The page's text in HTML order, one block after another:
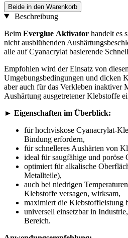
Beide in den Warenkorb
Beschreibung
Beim Everglue Aktivator handelt es
nicht ausblühenden
alle auf Cyanacrylat basierende
Empfohlen wird der Einsatz von
Umgebungsbedingungen und dicken
aber auch für das Verkleben inaktiver
Aushärtung ausgetretener Klebstoffe
► Eigenschaften im Überblick:
für hochviskose Cyanacrylat-
Bindung erfordern,
für schnelleres Aushärten von
ideal für saugfähige und poröse
optimiert für alkalische
Metallteile),
auch bei niedrigen
Klebstoffe versagen, wirksam,
maximiert die Klebstoffleistung
universell einsetzbar in
Bereich.